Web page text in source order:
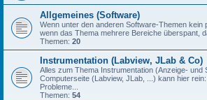
Allgemeines (Software)
Wenn unter den anderen Software-Themen kein
wenn das Thema mehrere Bereiche überspant,
Themen: 20
Instrumentation (Labview, JLab & Co)
Alles zum Thema Instrumentation (Anzeige- und
Computerseite (Labview, JLab, ...) kann hier
Probleme...
Themen: 54